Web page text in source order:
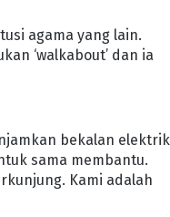
agama yang lain.
‘walkabout’ dan ia
bekalan elektrik
sama membantu.
Kami adalah